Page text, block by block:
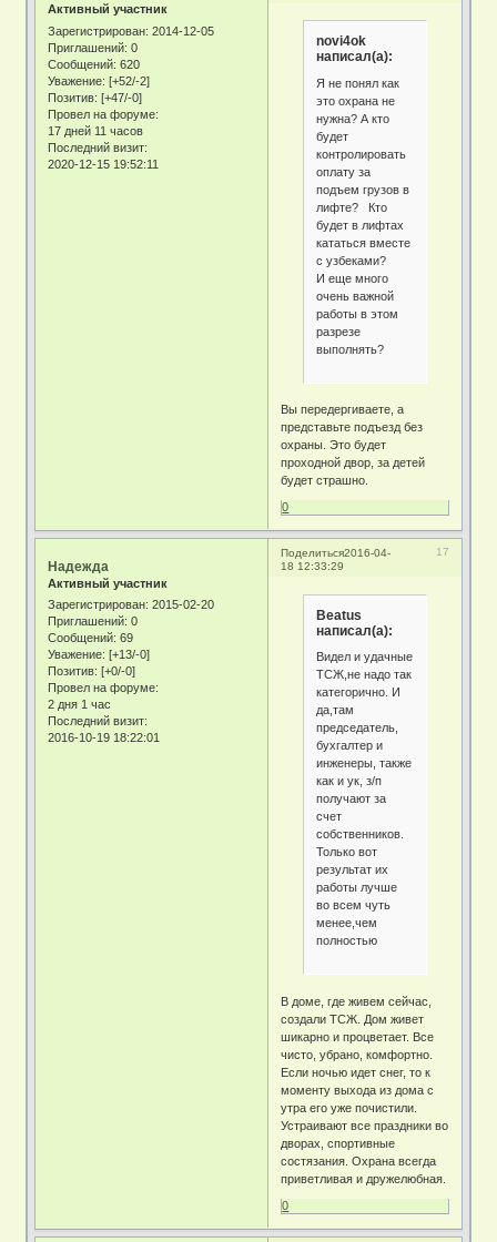
Активный участник
Зарегистрирован: 2014-12-05
Приглашений: 0
Сообщений: 620
Уважение: [+52/-2]
Позитив: [+47/-0]
Провел на форуме:
17 дней 11 часов
Последний визит:
2020-12-15 19:52:11
novi4ok
написал(а):
Я не понял как
это охрана не
нужна? А кто
будет
контролировать
оплату за
подъем грузов в
лифте? Кто
будет в лифтах
кататься вместе
с узбеками?
И еще много
очень важной
работы в этом
разрезе
выполнять?
Вы передергиваете, а
представьте подъезд без
охраны. Это будет
проходной двор, за детей
будет страшно.
0
Поделиться 17
2016-04-
18 12:33:29
Надежда
Активный участник
Зарегистрирован: 2015-02-20
Приглашений: 0
Сообщений: 69
Уважение: [+13/-0]
Позитив: [+0/-0]
Провел на форуме:
2 дня 1 час
Последний визит:
2016-10-19 18:22:01
Beatus
написал(а):
Видел и удачные
ТСЖ,не надо так
категорично. И
да,там
председатель,
бухгалтер и
инженеры, также
как и ук, з/п
получают за
счет
собственников.
Только вот
результат их
работы лучше
во всем чуть
менее,чем
полностью
В доме, где живем сейчас,
создали ТСЖ. Дом живет
шикарно и процветает. Все
чисто, убрано, комфортно.
Если ночью идет снег, то к
моменту выхода из дома с
утра его уже почистили.
Устраивают все праздники во
дворах, спортивные
состязания. Охрана всегда
приветливая и дружелюбная.
0